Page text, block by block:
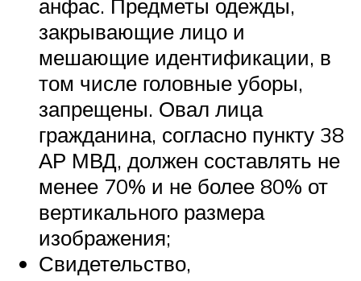
анфас. Предметы одежды,
закрывающие лицо и
мешающие идентификации, в
том числе головные уборы,
запрещены. Овал лица
гражданина, согласно пункту 38
АР МВД, должен составлять не
менее 70% и не более 80% от
вертикального размера
изображения;
Свидетельство,